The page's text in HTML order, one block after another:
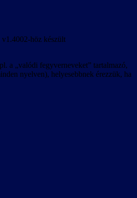
v1.4002-höz készült
a „valódi fegyverneveket” tartalmazó,
nyelven), helyesebbnek érezzük, ha